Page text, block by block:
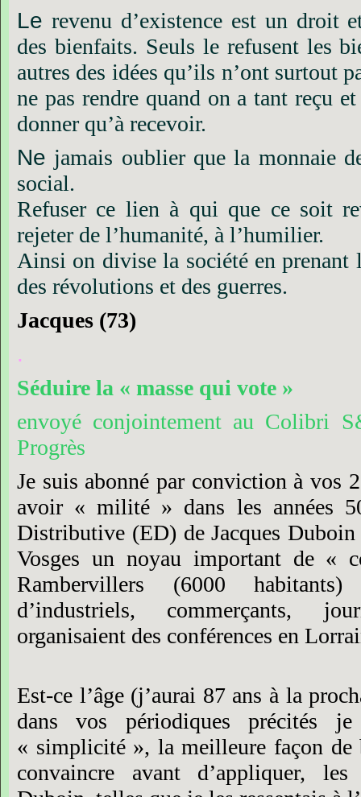
Le revenu d’existence est un droit
des bienfaits. Seuls le refusent les
autres des idées qu’ils n’ont surtout
ne pas rendre quand on a tant reçu et
donner qu’à recevoir.
Ne jamais oublier que la monnaie
social.
Refuser ce lien à qui que ce soit
rejeter de l’humanité, à l’humilier.
Ainsi on divise la société en prenant
des révolutions et des guerres.
Jacques (73)
.
Séduire la « masse qui vote »
envoyé conjointement au Colibri
Progrès
Je suis abonné par conviction à vos 2
avoir « milité » dans les années
Distributive (ED) de Jacques
Vosges un noyau important de «
Rambervillers
(6000
habitants)
d’industriels,
commerçants,
organisaient des conférences en
Est-ce l’âge (j’aurai 87 ans à la
dans
vos périodiques précités
je
« simplicité », la meilleure façon de
convaincre
avant d’appliquer,
les